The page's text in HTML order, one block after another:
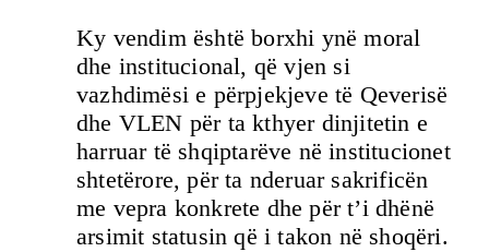
Ky vendim është borxhi ynë moral
dhe institucional, që vjen si
vazhdimësi e përpjekjeve të Qeverisë
dhe VLEN për ta kthyer dinjitetin e
harruar të shqiptarëve në institucionet
shtetërore, për ta nderuar sakrificën
me vepra konkrete dhe për t’i dhënë
arsimit statusin që i takon në shoqëri.